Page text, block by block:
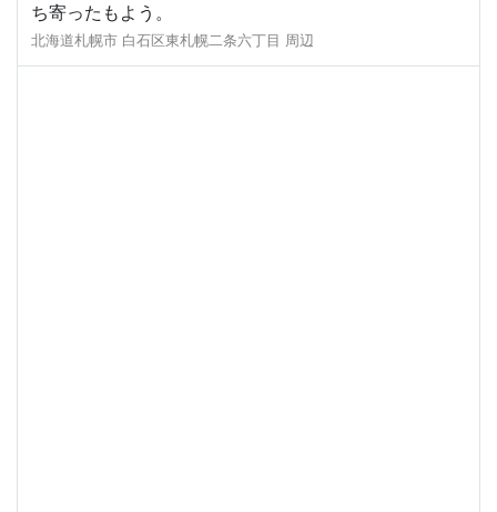
ち寄ったもよう。
北海道札幌市 白石区東札幌二条六丁目 周辺